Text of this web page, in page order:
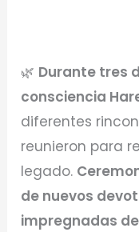
🌿 Durante tres
consciencia
diferentes
reunieron para
legado.
de nuevos
impregnadas